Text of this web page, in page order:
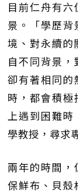
目前仁舟有
景。「學歷
境、對永續的
自不同背景
卻有著相同的
時，都會積
上遇到困難
學教授，尋求
兩年的時間
保鮮布、貝殼